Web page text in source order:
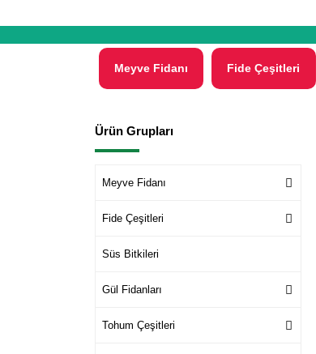
Meyve Fidanı Fide Çeşitleri
Ürün Grupları
Meyve Fidanı
Fide Çeşitleri
Süs Bitkileri
Gül Fidanları
Tohum Çeşitleri